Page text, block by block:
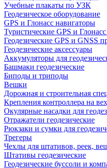
Учебные плакаты по УЗК
Геодезическое оборудование
GPS и Глонасс навигаторы
Туристические GPS и
Геодезические GPS и GNSS
Геодезические аксессуары
Аккумуляторы для
Башмаки геодезические
Биподы и триподы
Вешки
Дорожная и строительная
Крепления контроллера на
Окулярные насадки для
Отражатели геодезические
Рюкзаки и сумки для
Трегеры
Чехлы для штативов, реек,
Штативы геодезические
Геодезические буссоли и